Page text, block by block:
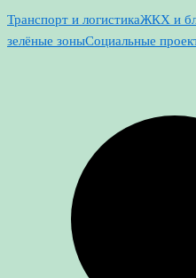
Транспорт и логистикаЖКХ и
зелёные зоныСоциальные